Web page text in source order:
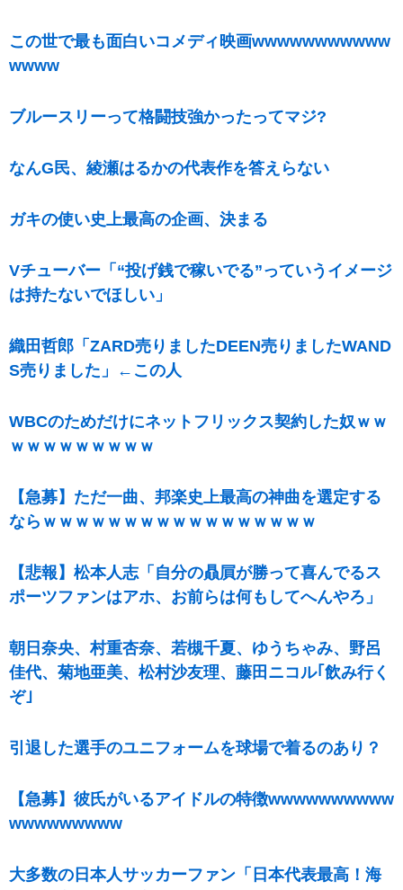
この世で最も面白いコメディ映画wwwwwwwwwww
wwww
ブルースリーって格闘技強かったってマジ?
なんG民、綾瀬はるかの代表作を答えらない
ガキの使い史上最高の企画、決まる
Vチューバー「“投げ銭で稼いでる”っていうイメージ
は持たないでほしい」
織田哲郎「ZARD売りましたDEEN売りましたWAND
S売りました」←この人
WBCのためだけにネットフリックス契約した奴ｗｗ
ｗｗｗｗｗｗｗｗｗ
【急募】ただ一曲、邦楽史上最高の神曲を選定する
ならｗｗｗｗｗｗｗｗｗｗｗｗｗｗｗｗｗ
【悲報】松本人志「自分の贔屓が勝って喜んでるス
ポーツファンはアホ、お前らは何もしてへんやろ」
朝日奈央、村重杏奈、若槻千夏、ゆうちゃみ、野呂
佳代、菊地亜美、松村沙友理、藤田ニコル｢飲み行く
ぞ｣
引退した選手のユニフォームを球場で着るのあり？
【急募】彼氏がいるアイドルの特徴wwwwwwwwww
wwwwwwwww
大多数の日本人サッカーファン「日本代表最高！海